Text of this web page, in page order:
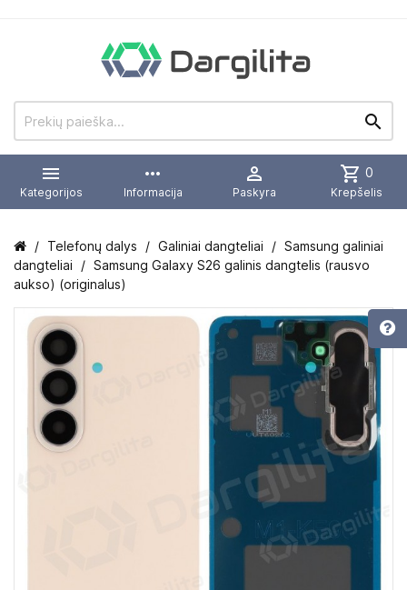


Kategorijos
more_horiz
Informacija

Paskyra
shopping_cart 0
Krepšelis
Telefonų dalys Galiniai dangteliai
Samsung galiniai
dangteliai
Samsung Galaxy S26 galinis dangtelis (rausvo
aukso) (originalus)